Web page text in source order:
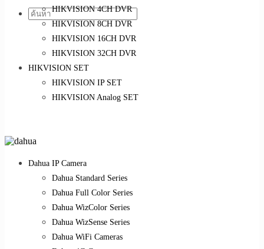
HIKVISION 4CH DVR
HIKVISION 8CH DVR
HIKVISION 16CH DVR
HIKVISION 32CH DVR
HIKVISION SET
HIKVISION IP SET
HIKVISION Analog SET
Dahua IP Camera
Dahua Standard Series
Dahua Full Color Series
Dahua WizColor Series
Dahua WizSense Series
Dahua WiFi Cameras